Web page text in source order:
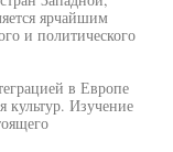
ярчайшим
и политического
в Европе
культур. Изучение